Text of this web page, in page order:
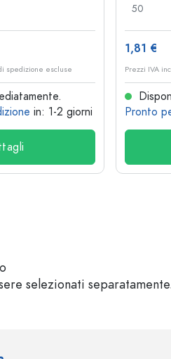
spedizione escluse
in: 1-2 giorni
50
1,81 €
Prezzi IVA
Pronto
selezionati